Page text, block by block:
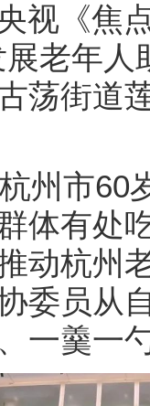
视《焦
老年
荡街道
州市60
体有处
动杭州
委员从
一羹一